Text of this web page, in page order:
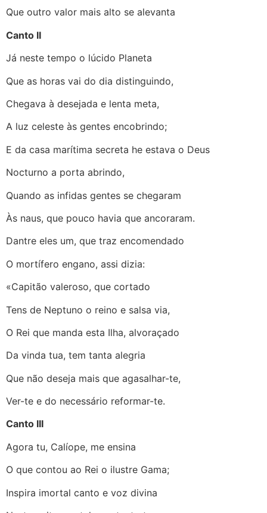
Que outro valor mais alto se alevanta
Canto II
Já neste tempo o lúcido Planeta
Que as horas vai do dia distinguindo,
Chegava à desejada e lenta meta,
A luz celeste às gentes encobrindo;
E da casa marítima secreta he estava o Deus
Nocturno a porta abrindo,
Quando as infidas gentes se chegaram
Às naus, que pouco havia que ancoraram.
Dantre eles um, que traz encomendado
O mortífero engano, assi dizia:
«Capitão valeroso, que cortado
Tens de Neptuno o reino e salsa via,
O Rei que manda esta Ilha, alvoraçado
Da vinda tua, tem tanta alegria
Que não deseja mais que agasalhar-te,
Ver-te e do necessário reformar-te.
Canto III
Agora tu, Calíope, me ensina
O que contou ao Rei o ilustre Gama;
Inspira imortal canto e voz divina